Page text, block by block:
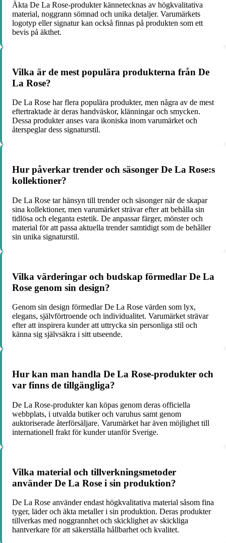
Äkta De La Rose-produkter kännetecknas av högkvalitativa
material, noggrann sömnad och unika detaljer. Varumärkets
logotyp eller signatur kan också finnas på produkten som ett
bevis på äkthet.
Vilka är de mest populära produkterna från De
La Rose?
De La Rose har flera populära produkter, men några av de mest
eftertraktade är deras handväskor, klänningar och smycken.
Dessa produkter anses vara ikoniska inom varumärket och
återspeglar dess signaturstil.
Hur påverkar trender och säsonger De La Rose:s
kollektioner?
De La Rose tar hänsyn till trender och säsonger när de skapar
sina kollektioner, men varumärket strävar efter att behålla sin
tidlösa och eleganta estetik. De anpassar färger, mönster och
material för att passa aktuella trender samtidigt som de behåller
sin unika signaturstil.
Vilka värderingar och budskap förmedlar De La
Rose genom sin design?
Genom sin design förmedlar De La Rose värden som lyx,
elegans, självförtroende och individualitet. Varumärket strävar
efter att inspirera kunder att uttrycka sin personliga stil och
känna sig självsäkra i sitt utseende.
Hur kan man handla De La Rose-produkter och
var finns de tillgängliga?
De La Rose-produkter kan köpas genom deras officiella
webbplats, i utvalda butiker och varuhus samt genom
auktoriserade återförsäljare. Varumärket har även möjlighet till
internationell frakt för kunder utanför Sverige.
Vilka material och tillverkningsmetoder
använder De La Rose i sin produktion?
De La Rose använder endast högkvalitativa material såsom fina
tyger, läder och äkta metaller i sin produktion. Deras produkter
tillverkas med noggrannhet och skicklighet av skickliga
hantverkare för att säkerställa hållbarhet och kvalitet.